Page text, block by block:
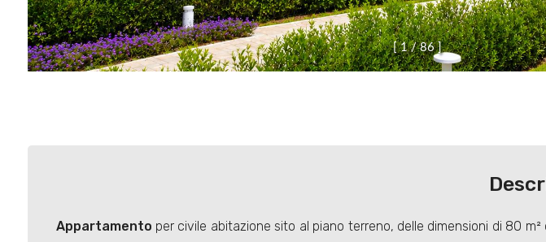
[ 1 / 86 ]
Appartamento per civile abitazione sito al piano terreno, delle dimensioni di 80